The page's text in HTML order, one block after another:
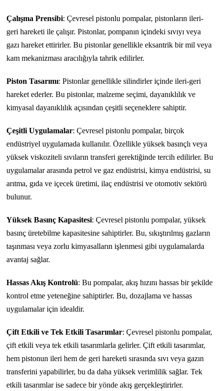
Çalışma Prensibi: Çevresel pistonlu pompalar, pistonların ileri-
geri hareketi ile çalışır. Pistonlar, pompanın içindeki sıvıyı veya
gazı hareket ettirirler. Bu pistonlar genellikle eksantrik bir mil veya
kam mekanizması aracılığıyla tahrik edilirler.
Piston Tasarımı: Pistonlar genellikle silindirler içinde ileri-geri
hareket ederler. Bu pistonlar, malzeme seçimi, dayanıklılık ve
kimyasal dayanıklılık açısından çeşitli seçeneklere sahiptir.
Çeşitli Uygulamalar: Çevresel pistonlu pompalar, birçok
endüstriyel uygulamada kullanılır. Özellikle yüksek basınçlı veya
yüksek viskoziteli sıvıların transferi gerektiğinde tercih edilirler. Bu
uygulamalar arasında petrol ve gaz endüstrisi, kimya endüstrisi, su
arıtma, gıda ve içecek üretimi, ilaç endüstrisi ve otomotiv sektörü
bulunur.
Yüksek Basınç Kapasitesi: Çevresel pistonlu pompalar, yüksek
basınç üretebilme kapasitesine sahiptirler. Bu, sıkıştırılmış gazların
taşınması veya zorlu kimyasalların işlenmesi gibi uygulamalarda
avantaj sağlar.
Hassas Akış Kontrolü: Bu pompalar, akış hızını hassas bir şekilde
kontrol etme yeteneğine sahiptirler. Bu, dozajlama ve hassas
uygulamalar için idealdir.
Çift Etkili ve Tek Etkili Tasarımlar: Çevresel pistonlu pompalar,
çift etkili veya tek etkili tasarımlarla gelirler. Çift etkili tasarımlar,
hem pistonun ileri hem de geri hareketi sırasında sıvı veya gazın
transferini yapabilirler, bu da daha yüksek verimlilik sağlar. Tek
etkili tasarımlar ise sadece bir yönde akış gerçekleştirirler.